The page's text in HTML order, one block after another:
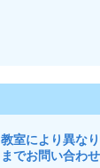
教室により異な
までお問い合わせ